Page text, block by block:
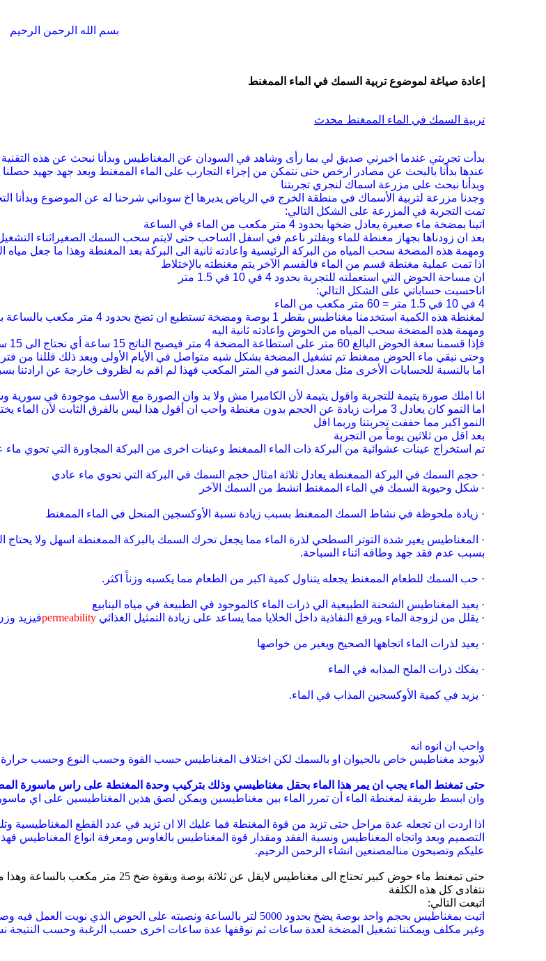
بسم الله الرحمن الرحيم
إعادة صياغة لموضوع تربية السمك في الماء الممغنط
تربية السمك في الماء الممغنط محدث
بدأت تجربتي عندما اخبرني صديق لي بما رأى وشاهد في السودان عن المغناطيس وبدأنا نبحث عن هذه التقنية
عندها بدأنا بالبحث عن مصادر ارخص حتى نتمكن من إجراء التجارب على الماء الممغنط وبعد جهد جهيد
وبدأنا نبحث على مزرعة اسماك لنجري تجربتنا
وجدنا مزرعة لتربية الأسماك في منطقة الخرج في الرياض يديرها اخ سوداني شرحنا له عن الموضوع وبدأنا
تمت التجربة في المزرعة على الشكل التالي:
اتينا بمضخة ماء صغيرة يعادل ضخها بحدود 4 متر مكعب من الماء في الساعة
بعد ان زودناها بجهاز مغنطة للماء وبفلتر ناعم في اسفل الساحب حتى لايتم سحب السمك الصغيراثناء
ومهمة هذه المضخة سحب المياه من البركة الرئيسية واعادته ثانية الى البركة بعد المغنطة وهذا ما جعل
اذا تمت عملية مغنطة قسم من الماء فالقسم الآخر يتم مغنطته بالإختلاط
ان مساحة الحوض التي استعملته للتجربة بحدود 4 في 10 في
متر
اناحسبت حساباتي على الشكل التالي:
4 في 10 في متر = 60
متر مكعب من الماء
لمغنطة هذه الكمية استخدمنا مغناطيس بقطر 1 بوصة ومضخة تستطيع ان تضخ بحدود 4 متر مكعب بالساعة
ومهمة هذه المضخة سحب المياه من الحوض واعادته ثانية اليه
فإذا قسمنا سعة الحوض البالغ 60 متر على استطاعة المضخة 4 متر فيصبح الناتج 15 ساعة أي
نحتاج الى 15 ساعة لمغنطة كامل ماء الحوض
وحتى نبقي ماء الحوض ممغنط تم تشغيل المضخة بشكل شبه متواصل في الأيام الأولى وبعد ذلك قللنا من
اما بالنسبة للحسابات الأخرى مثل معدل النمو في المتر المكعب فهذا لم اقم به لظروف خارجة عن ارادتنا
انا املك صورة يتيمة للتجربة واقول يتيمة لأن الكاميرا مش ولا بد وان الصورة مع الأسف موجودة في سورية
اما النمو كان يعادل 3 مرات زيادة عن الحجم
بدون مغنطة واحب ان أقول هذا ليس بالفرق الثابت لأن الماء
النمو اكبر مما حففت تجربتنا وربما افل
بعد اقل من ثلاثين يوماً من التجربة
تم استخراج عينات عشوائية من البركة ذات الماء الممغنط وعينات اخرى من البركة المجاورة التي تحوي ماء
· حجم السمك في البركة الممغنطة يعادل ثلاثة امثال حجم السمك في البركة التي تحوي ماء عادي
· شكل وحيوية السمك في الماء الممغنط انشط من السمك الآخر
· زيادة ملحوظة في نشاط السمك الممغنط بسبب زيادة نسبة الأوكسجين المنحل في الماء الممغنط
· المغناطيس يغير شدة التوتر السطحي لذرة الماء مما يجعل تحرك السمك بالبركة الممغنطة اسهل ولا
بسبب عدم فقد جهد وطاقه اثناء السباحة.
· حب السمك للطعام الممغنط يجعله يتناول كمية اكبر من الطعام مما يكسبه وزناً اكثر .
· يعيد المغناطيس الشحنة الطبيعية الي ذرات الماء كالموجود في الطبيعة في مياه الينابيع
· يقلل من لزوجة الماء ويرفع النفاذية داخل الخلايا مما يساعد على زيادة التمثيل الغذائي permeabilityفيزيد
· يعيد لذرات الماء اتجاهها الصحيح ويغير من خواصها
· يفكك ذرات الملح المذابه في الماء
· يزيد في كمية الأوكسجين المذاب في الماء.
واحب ان انوه انه
لايوجد مغناطيس خاص بالحيوان او بالسمك لكن اختلاف المغناطيس حسب القوة وحسب النوع وحسب
حتى تمغنط الماء يجب ان يمر هذا الماء بحقل مغناطيسي وذلك بتركيب وحدة المغنطة على راس ماسورة
وان ابسط طريقة لمغنطة الماء أن تمرر الماء بين مغناطيسين ويمكن لصق هذين المغناطيسين على اي
اذا اردت ان تجعله عدة مراحل حتى تزيد من قوة المغنطة فما عليك الا ان تزيد في عدد القطع
التصميم وبعد واتجاه المغناطيس ونسبة الفقد ومقدار قوة المغناطيس بالغاوس ومعرفة انواع المغناطيس
عليكم وتصبحون منالمصنعين انشاء الرحمن الرحيم.
حتى تمغنط ماء حوض كبير تحتاج الى مغناطيس لايقل عن ثلاثة بوصة وبقوة ضخ 25 متر مكعب بالساعة وهذا مكلف بسعر المغناطيس وبكلفة
نتفادى كل هذه الكلفة
اتبعت التالي:
اتيت بمغناطيس بحجم واحد بوصة يضخ بحدود 5000 لتر بالساعة ونصبته على الحوض الذي نويت العمل فيه وصار
وغير مكلف ويمكننا تشغيل المضخة لعدة ساعات ثم نوقفها عدة ساعات اخرى حسب الرغبة وحسب النتيجة ن